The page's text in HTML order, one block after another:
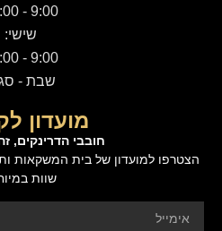
9:00 - 21:00
שישי:
9:00 - 15:00
שבת -
מועדון
חובבי הדרינקים,
הצטרפו למועדון של בית המשקאות
שוות